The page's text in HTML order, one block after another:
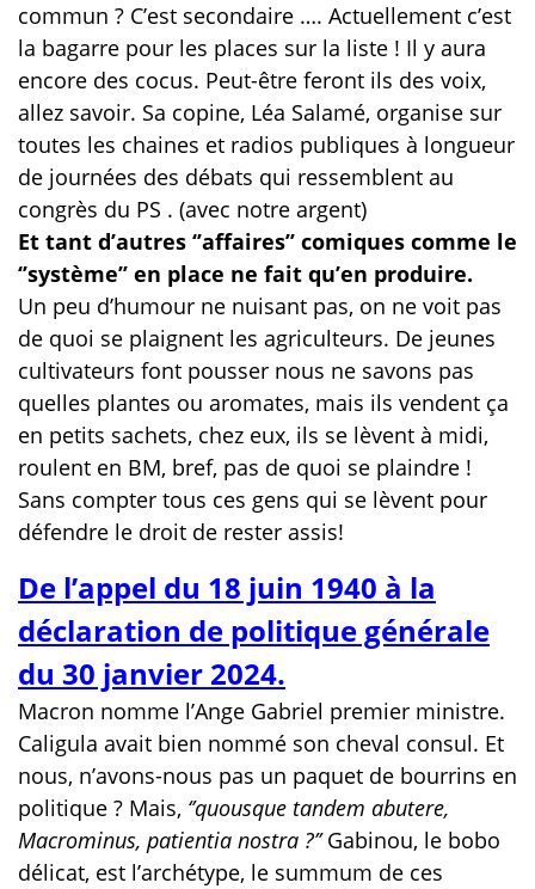
commun ? C’est secondaire …. Actuellement c’est
la bagarre pour les places sur la liste ! Il y aura
encore des cocus. Peut-être feront ils des voix,
allez savoir. Sa copine, Léa Salamé, organise sur
toutes les chaines et radios publiques à longueur
de journées des débats qui ressemblent au
congrès du PS . (avec notre argent)
Et tant d’autres ‘’affaires’’ comiques comme le
‘’système’’ en place ne fait qu’en produire.
Un peu d’humour ne nuisant pas, on ne voit pas
de quoi se plaignent les agriculteurs. De jeunes
cultivateurs font pousser nous ne savons pas
quelles plantes ou aromates, mais ils vendent ça
en petits sachets, chez eux, ils se lèvent à midi,
roulent en BM, bref, pas de quoi se plaindre !
Sans compter tous ces gens qui se lèvent pour
défendre le droit de rester assis!
De l’appel du 18 juin 1940 à la
déclaration de politique générale
du 30 janvier 2024.
Macron nomme l’Ange Gabriel premier ministre.
Caligula avait bien nommé son cheval consul. Et
nous, n’avons-nous pas un paquet de bourrins en
politique ? Mais, ‘’quousque tandem abutere,
Macrominus, patientia nostra ?’’Gabinou, le bobo
délicat, est l’archétype, le summum de ces